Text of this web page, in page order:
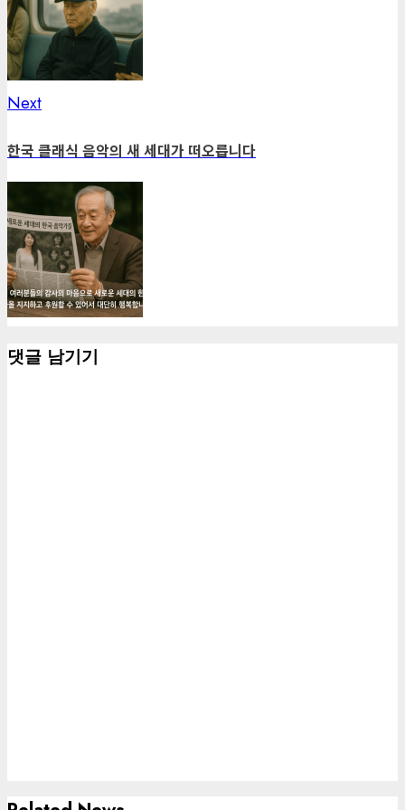
NextNext
한국 클래식 음악의 새 세대가 떠오릅니다
댓글 남기기